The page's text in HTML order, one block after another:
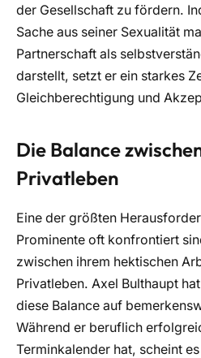
der Gesellschaft zu fördern.
Sache aus seiner Sexualität
Partnerschaft als
darstellt, setzt er ein starkes
Gleichberechtigung und
Die Balance
Privatleben
Eine der größten
Prominente oft konfrontiert
zwischen ihrem hektischen
Privatleben. Axel Bulthaupt
diese Balance auf
Während er beruflich
Terminkalender hat, scheint